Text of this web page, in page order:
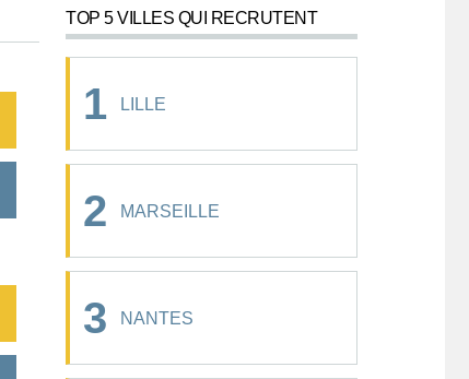
TOP 5 VILLES QUI RECRUTENT
1 LILLE
2 MARSEILLE
3 NANTES